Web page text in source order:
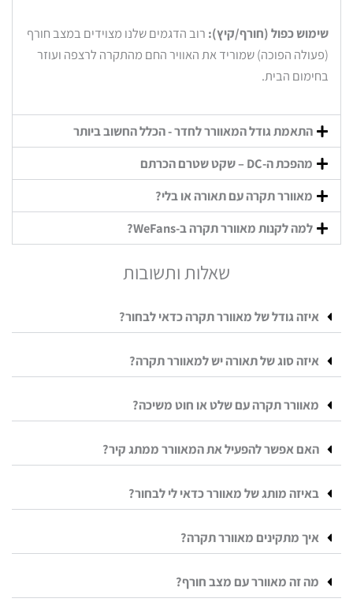
שימוש כפול (חורף/קיץ): רוב הדגמים שלנו מצוידים במצב חורף
(פעולה הפוכה) שמוריד את האוויר החם מהתקרה לרצפה ועוזר
בחימום הבית.
התאמת גודל המאוורר לחדר - הכלל החשוב ביותר
מהפכת ה-DC – שקט שטרם הכרתם
מאוורר תקרה עם תאורה או בלי?
למה לקנות מאוורר תקרה ב-WeFans?
שאלות ותשובות
איזה גודל של מאוורר תקרה כדאי לבחור?
איזה סוג של תאורה יש למאוורר תקרה?
מאוורר תקרה עם שלט או חוט משיכה?
האם אפשר להפעיל את המאוורר ממתג קיר?
באיזה מותג של מאוורר כדאי לי לבחור?
איך מתקינים מאוורר תקרה?
מה זה מאוורר עם מצב חורף?